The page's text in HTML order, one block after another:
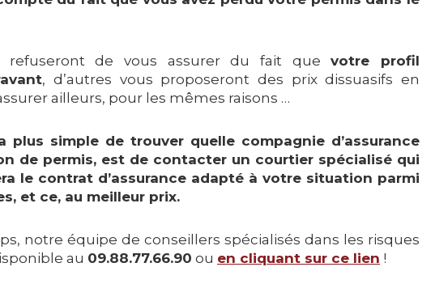
refuseront de vous assurer du fait quevotre profil
, d’autres vous proposeront des prix dissuasifs en
ailleurs, pour les mêmes raisons …
plus simple de trouver quelle compagnie d’assurance
de permis, est de contacter un courtier spécialisé qui
le contrat d’assurance adapté à votre situation parmi
et ce, au meilleur prix.
notre équipe de conseillers spécialisés dans les risques
au 09.88.77.66.90 ou en cliquant sur ce lien !